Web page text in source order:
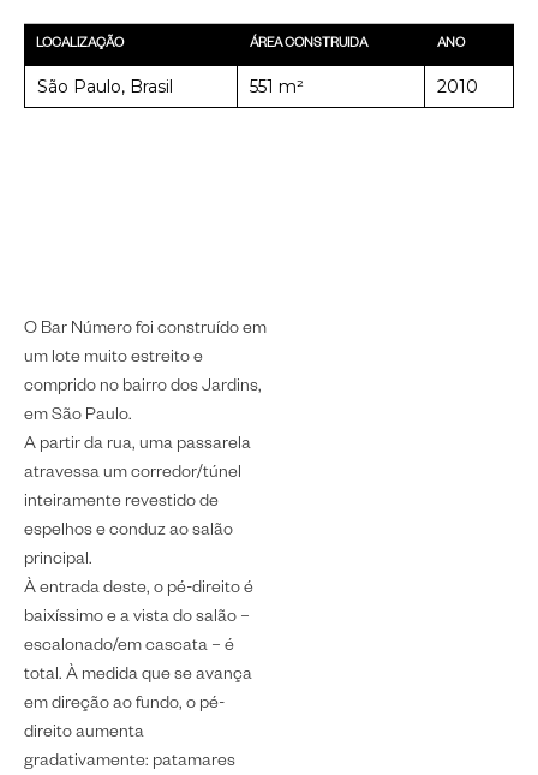
LOCALIZAÇÃO ÁREA CONSTRUIDA ANO
São Paulo, Brasil 551 m² 2010
O Bar Número foi construído em
um lote muito estreito e
comprido no bairro dos Jardins,
em São Paulo.
A partir da rua, uma passarela
atravessa um corredor/túnel
inteiramente revestido de
espelhos e conduz ao salão
principal.
À entrada deste, o pé-direito é
baixíssimo e a vista do salão –
escalonado/em cascata – é
total. À medida que se avança
em direção ao fundo, o pé-
direito aumenta
gradativamente: patamares